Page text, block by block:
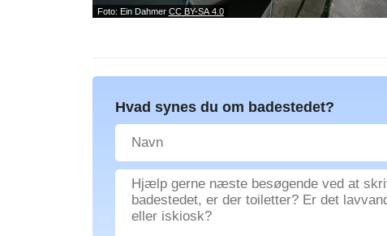
Foto: Ein Dahmer CC BY-SA 4.0
Hvad synes du om badestedet?